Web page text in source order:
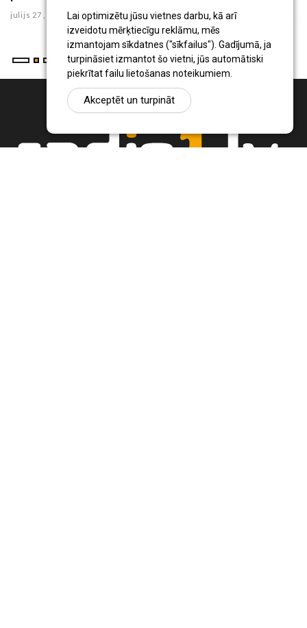
Lai optimizētu jūsu vietnes darbu, kā arī
izveidotu mērķtiecīgu reklāmu, mēs
izmantojam sīkdatnes ("sīkfailus"). Gadījumā, ja
turpināsiet izmantot šo vietni, jūs automātiski
piekrītat failu lietošanas noteikumiem.
Akceptēt un turpināt
julijs 27 , 2026
julijs 23 , 2026